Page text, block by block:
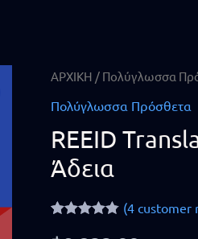
ΑΡΧΙΚΗ / Πολύγλωσσα
Πολύγλωσσα Πρόσθετα
REEID
Άδεια
(4 customer
REEID
Translate
—
Επαγγελματική
quantity